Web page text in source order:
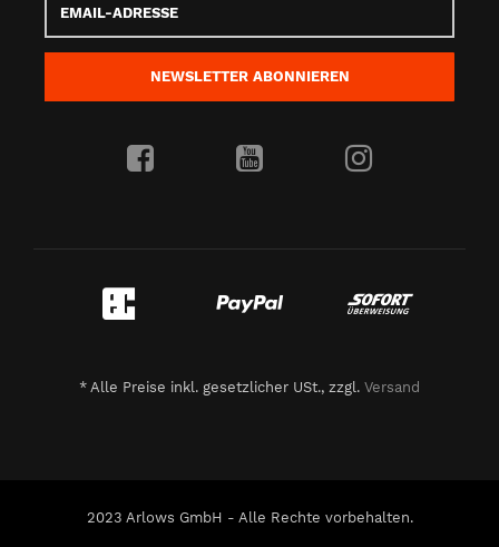
Adresse
NEWSLETTER ABONNIEREN
* Alle Preise inkl. gesetzlicher USt., zzgl. Versand
2023 Arlows GmbH - Alle Rechte vorbehalten.